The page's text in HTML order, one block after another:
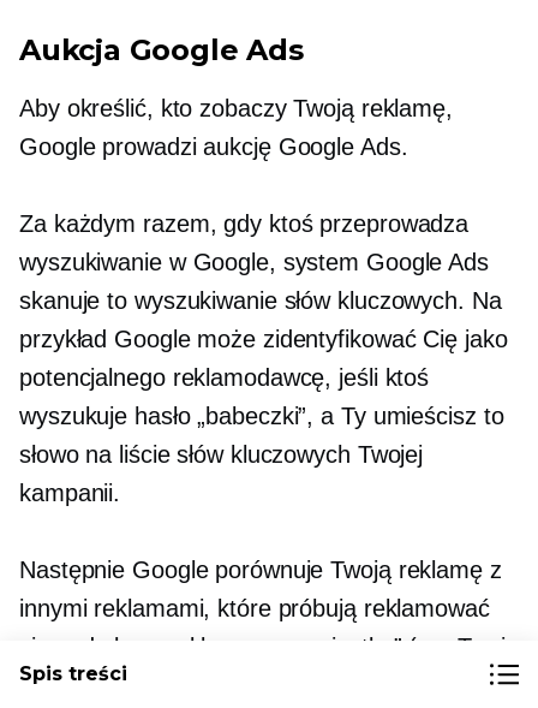
Aukcja Google Ads
Aby określić, kto zobaczy Twoją reklamę,
Google prowadzi aukcję Google Ads.
Za każdym razem, gdy ktoś przeprowadza
wyszukiwanie w Google, system Google Ads
skanuje to wyszukiwanie słów kluczowych. Na
przykład Google może zidentyfikować Cię jako
potencjalnego reklamodawcę, jeśli ktoś
wyszukuje hasło „babeczki”, a Ty umieścisz to
słowo na liście słów kluczowych Twojej
kampanii.
Następnie Google porównuje Twoją reklamę z
innymi reklamami, które próbują reklamować
się pod słowem kluczowym „ciastko” (np. Twoja
piekarnia kontra piekarnia na ulicy). Aukcja
Spis treści